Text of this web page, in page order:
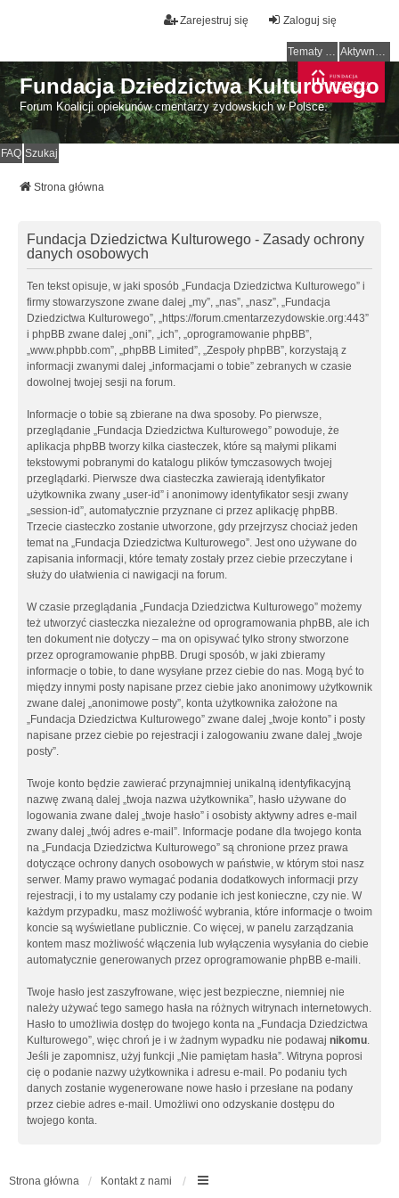
Zaloguj się
Zarejestruj się
Tematy bez odpowiedzi Aktywne tematy
Fundacja Dziedzictwa Kulturowego
Forum Koalicji opiekunów cmentarzy żydowskich w Polsce.
FAQ Szukaj
Strona główna
Fundacja Dziedzictwa Kulturowego - Zasady ochrony
danych osobowych
Ten tekst opisuje, w jaki sposób „Fundacja Dziedzictwa Kulturowego” i
firmy stowarzyszone zwane dalej „my”, „nas”, „nasz”, „Fundacja
Dziedzictwa Kulturowego”, „https://forum.cmentarzezydowskie.org:443”
i phpBB zwane dalej „oni”, „ich”, „oprogramowanie phpBB”,
„www.phpbb.com”, „phpBB Limited”, „Zespoły phpBB”, korzystają z
informacji zwanymi dalej „informacjami o tobie” zebranych w czasie
dowolnej twojej sesji na forum.
Informacje o tobie są zbierane na dwa sposoby. Po pierwsze,
przeglądanie „Fundacja Dziedzictwa Kulturowego” powoduje, że
aplikacja phpBB tworzy kilka ciasteczek, które są małymi plikami
tekstowymi pobranymi do katalogu plików tymczasowych twojej
przeglądarki. Pierwsze dwa ciasteczka zawierają identyfikator
użytkownika zwany „user-id” i anonimowy identyfikator sesji zwany
„session-id”, automatycznie przyznane ci przez aplikację phpBB.
Trzecie ciasteczko zostanie utworzone, gdy przejrzysz chociaż jeden
temat na „Fundacja Dziedzictwa Kulturowego”. Jest ono używane do
zapisania informacji, które tematy zostały przez ciebie przeczytane i
służy do ułatwienia ci nawigacji na forum.
W czasie przeglądania „Fundacja Dziedzictwa Kulturowego” możemy
też utworzyć ciasteczka niezależne od oprogramowania phpBB, ale ich
ten dokument nie dotyczy – ma on opisywać tylko strony stworzone
przez oprogramowanie phpBB. Drugi sposób, w jaki zbieramy
informacje o tobie, to dane wysyłane przez ciebie do nas. Mogą być to
między innymi posty napisane przez ciebie jako anonimowy użytkownik
zwane dalej „anonimowe posty”, konta użytkownika założone na
„Fundacja Dziedzictwa Kulturowego” zwane dalej „twoje konto” i posty
napisane przez ciebie po rejestracji i zalogowaniu zwane dalej „twoje
posty”.
Twoje konto będzie zawierać przynajmniej unikalną identyfikacyjną
nazwę zwaną dalej „twoja nazwa użytkownika”, hasło używane do
logowania zwane dalej „twoje hasło” i osobisty aktywny adres e-mail
zwany dalej „twój adres e-mail”. Informacje podane dla twojego konta
na „Fundacja Dziedzictwa Kulturowego” są chronione przez prawa
dotyczące ochrony danych osobowych w państwie, w którym stoi nasz
serwer. Mamy prawo wymagać podania dodatkowych informacji przy
rejestracji, i to my ustalamy czy podanie ich jest konieczne, czy nie. W
każdym przypadku, masz możliwość wybrania, które informacje o twoim
koncie są wyświetlane publicznie. Co więcej, w panelu zarządzania
kontem masz możliwość włączenia lub wyłączenia wysyłania do ciebie
automatycznie generowanych przez oprogramowanie phpBB e-maili.
Twoje hasło jest zaszyfrowane, więc jest bezpieczne, niemniej nie
należy używać tego samego hasła na różnych witrynach internetowych.
Hasło to umożliwia dostęp do twojego konta na „Fundacja Dziedzictwa
Kulturowego”, więc chroń je i w żadnym wypadku nie podawaj nikomu.
Jeśli je zapomnisz, użyj funkcji „Nie pamiętam hasła”. Witryna poprosi
cię o podanie nazwy użytkownika i adresu e-mail. Po podaniu tych
danych zostanie wygenerowane nowe hasło i przesłane na podany
przez ciebie adres e-mail. Umożliwi ono odzyskanie dostępu do
twojego konta.
Strona główna Kontakt z nami